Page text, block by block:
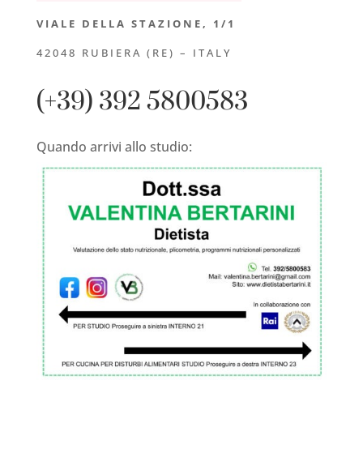
VIALE DELLA STAZIONE, 1/1
42048 RUBIERA (RE) – ITALY
(+39) 392 5800583
Quando arrivi allo studio: